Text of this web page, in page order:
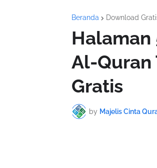
Beranda Download
Halaman
Al-Quran
Gratis
by Majelis Cinta